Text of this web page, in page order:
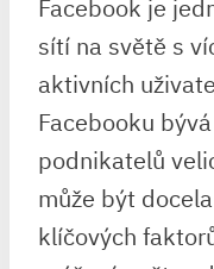
Facebook je
sítí na světě s
aktivních
Facebooku
podnikatelů
může být
klíčových